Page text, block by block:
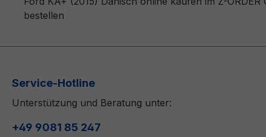
bestellen
Service-Hotline
Unterstützung und Beratung unter:
+49 9081 85 247